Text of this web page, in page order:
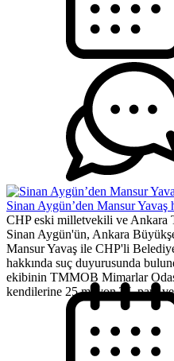
Sinan Aygün’den Mansur Yavaş
CHP eski milletvekili ve Ankara
Sinan Aygün'ün, Ankara
Mansur Yavaş ile CHP'li
hakkında suç duyurusunda
ekibinin TMMOB Mimarlar
kendilerine 25 milyon TL para